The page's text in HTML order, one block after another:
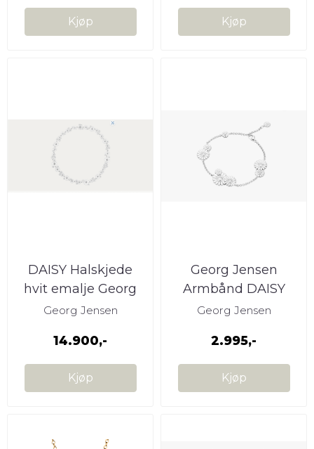
Kjøp Kjøp
DAISY Halskjede
hvit emalje Georg
Jensen
Georg Jensen
14.900,-
Kjøp
Georg Jensen
Armbånd DAISY
Georg Jensen
2.995,-
Kjøp